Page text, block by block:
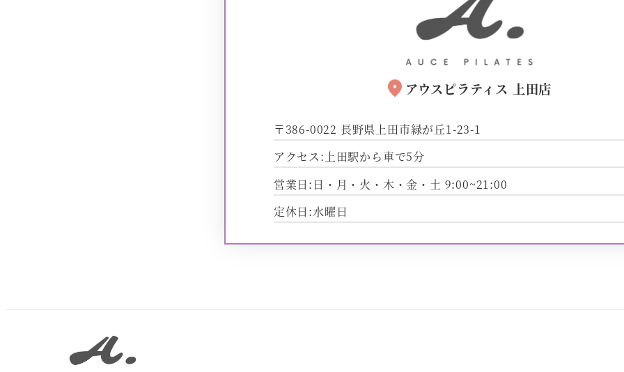
location_on アウスピラティス 上田店
〒386-0022 長野県上田市緑が丘1-23-1
アクセス:上田駅から車で5分
営業日:日・月・火・木・金・土 9:00~21:00
定休日:水曜日